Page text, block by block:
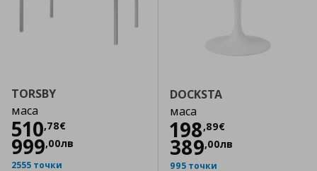
TORSBY
маса
510,78€
Цена
999,00лв
2555 точки
DOCKSTA
маса
198,89€
Цена
389,00лв
995 точки